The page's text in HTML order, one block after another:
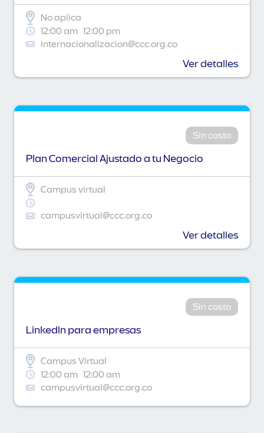
No aplica
12:00 am 12:00 pm
internacionalizacion@ccc.org.co
Ver detalles
Sin costo
Plan Comercial Ajustado a tu Negocio
Campus virtual
campusvirtual@ccc.org.co
Ver detalles
Sin costo
Linkedln para empresas
Campus Virtual
12:00 am 12:00 am
campusvirtual@ccc.org.co